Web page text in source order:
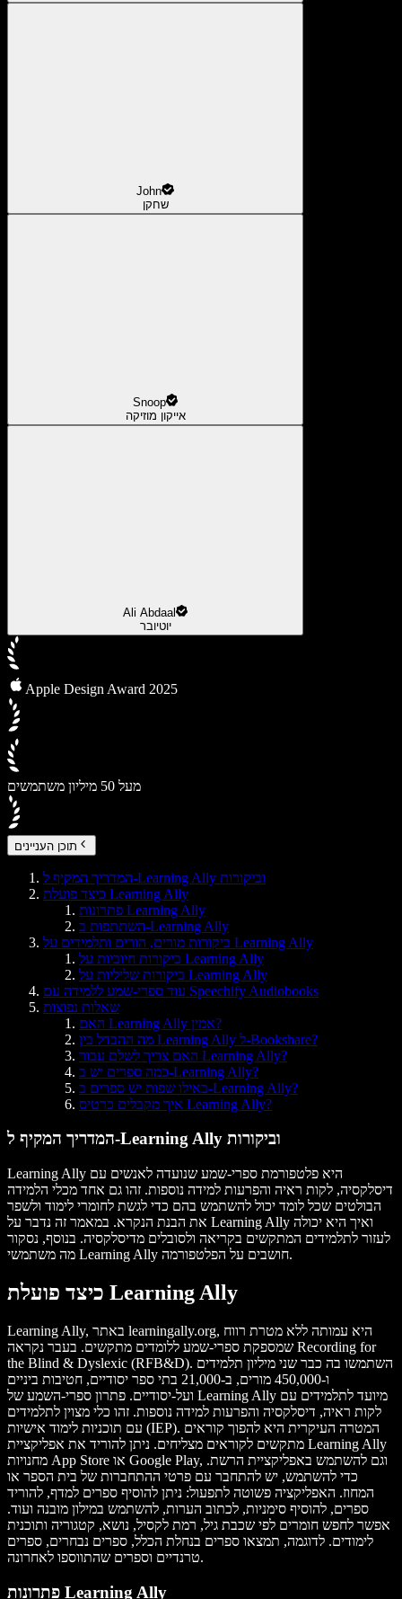
John
שחקן
Snoop
אייקון מוזיקה
Ali Abdaal
יוטיובר
Apple Design Award 2025
מעל 50 מיליון משתמשים
תוכן העניינים
המדריך המקיף ל-Learning Ally וביקורות
כיצד פועלת Learning Ally
פתרונות Learning Ally
השתתפות ב-Learning Ally
ביקורות מורים, הורים ותלמידים על Learning Ally
ביקורות חיוביות על Learning Ally
ביקורות שליליות על Learning Ally
עוד ספרי-שמע ללמידה עם Speechify Audiobooks
שאלות נפוצות
האם Learning Ally אמין?
מה ההבדל בין Learning Ally ל-Bookshare?
האם צריך לשלם עבור Learning Ally?
כמה ספרים יש ב-Learning Ally?
באילו שפות יש ספרים ב-Learning Ally?
איך מקבלים כרטיס Learning Ally?
המדריך המקיף ל-Learning Ally וביקורות
Learning Ally היא פלטפורמת ספרי-שמע שנועדה לאנשים עם
דיסלקסיה, לקות ראיה והפרעות למידה נוספות. זהו גם אחד מכלי הלמידה
הבולטים שכל לומד יכול להשתמש בהם כדי לגשת לחומרי לימוד ולשפר
את הבנת הנקרא. במאמר זה נדבר על Learning Ally ואיך היא יכולה
לעזור לתלמידים המתקשים בקריאה ולסובלים מדיסלקסיה. בנוסף, נסקור
מה משתמשי Learning Ally חושבים על הפלטפורמה.
כיצד פועלת Learning Ally
Learning Ally, באתר learningally.org, היא עמותה ללא מטרת רווח
שמספקת ספרי-שמע ללומדים מתקשים. בעבר נקראה Recording for
the Blind & Dyslexic (RFB&D). השתמשו בה כבר שני מיליון תלמידים
ו-450,000 מורים, ב-21,000 בתי ספר יסודיים, חטיבות ביניים
ועל-יסודיים. פתרון ספרי-השמע של Learning Ally מיועד לתלמידים עם
לקות ראיה, דיסלקסיה והפרעות למידה נוספות. זהו כלי מצוין לתלמידים
עם תוכניות לימוד אישיות (IEP). המטרה העיקרית היא להפוך קוראים
מתקשים לקוראים מצליחים. ניתן להוריד את אפליקציית Learning Ally
מחנויות App Store או Google Play, וגם להשתמש באפליקציית הרשת.
כדי להשתמש, יש להתחבר עם פרטי ההתחברות של בית הספר או
המחוז. האפליקציה פשוטה לתפעול: ניתן להוסיף ספרים למדף, להוריד
ספרים, להוסיף סימניות, לכתוב הערות, להשתמש במילון מובנה ועוד.
אפשר לחפש חומרים לפי שכבת גיל, רמת לקסיל, נושא, קטגוריה ותוכנית
לימודים. לדוגמה, תמצאו ספרים בנחלת הכלל, ספרים נבחרים, ספרים
טרנדיים וספרים שהתווספו לאחרונה.
פתרונות Learning Ally